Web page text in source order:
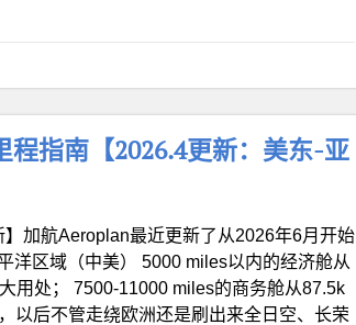
指南【2026.4更新：美东-亚
】加航Aeroplan最近更新了从2026年6月开始
洋区域（中美） 5000 miles以内的经济舱从
用处； 7500-11000 miles的商务舱从87.5k
以后不管走绕欧洲还是刷出来全日空、长荣